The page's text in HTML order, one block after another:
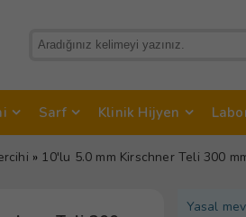
Sarf Klinik Hijyen
» 10'lu 5.0 mm Kirschner Teli 300
Yasal